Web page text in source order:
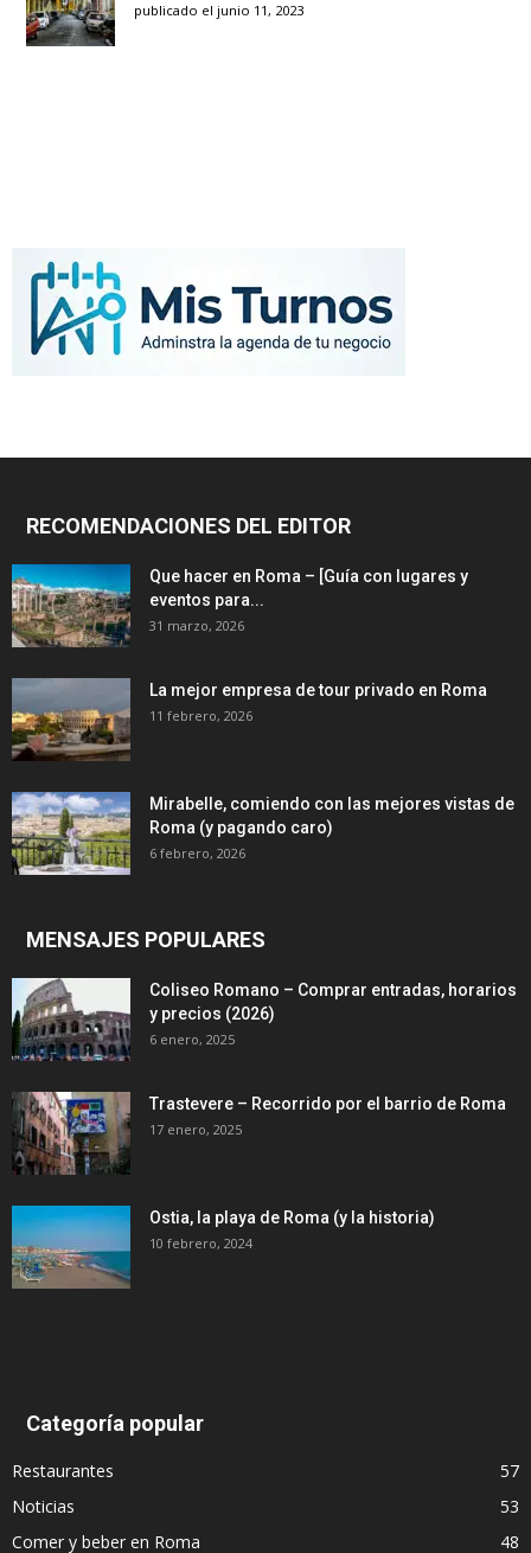
publicado el junio 11, 2023
RECOMENDACIONES DEL EDITOR
Que hacer en Roma – [Guía con lugares y
eventos para...
31 marzo, 2026
La mejor empresa de tour privado en Roma
11 febrero, 2026
Mirabelle, comiendo con las mejores vistas de
Roma (y pagando caro)
6 febrero, 2026
MENSAJES POPULARES
Coliseo Romano – Comprar entradas, horarios
y precios (2026)
6 enero, 2025
Trastevere – Recorrido por el barrio de Roma
17 enero, 2025
Ostia, la playa de Roma (y la historia)
10 febrero, 2024
Categoría popular
Restaurantes
57
Noticias
53
Comer y beber en Roma
48